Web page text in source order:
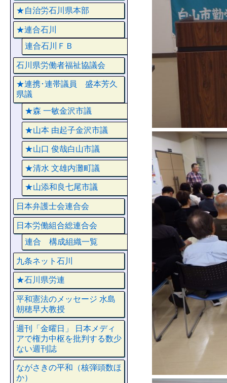
★自治労石川県本部
★連合石川
連合石川ＦＢ
石川県労働者福祉協議会
★連携･連帯議員 盛本芳久
県議
★森 一敏金沢市議
★山本 由起子金沢市議
★山口 俊哉白山市議
★清水 文雄内灘町議
★山添和良七尾市議
日本弁護士会連合会
日本労働組合総連合会
連合 構成組織一覧
九条ネット石川
★石川県労連
平和憲法のメッセージ 水島
朝穂早大教授
週刊「金曜日」 日本メディ
アで権力中枢を批判する数少
ない週刊誌
ながさきの平和（核弾頭数ほ
か）